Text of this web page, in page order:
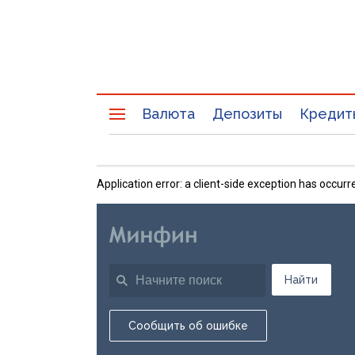
Валюта Депозиты
Application error: a client-side exception has
Найти
Сообщить об ошибке